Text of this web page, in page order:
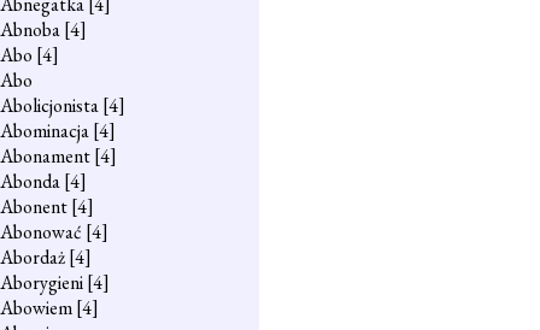
Abnoba[4]
Abo [4]
Abo
Abolicjonista[4]
Abominacja[4]
Abonament[4]
Abonda[4]
Abonent[4]
Abonować [4]
Abordaż[4]
Aborygieni[4]
Abowiem[4]